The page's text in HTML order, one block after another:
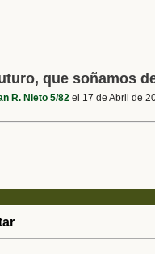
que soñamos
R. Nieto 5/82 el 17 de Abril de